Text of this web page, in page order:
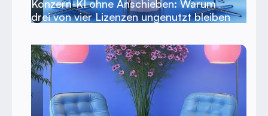
Konzern-KI ohne Anschieben: Warum
drei von vier Lizenzen ungenutzt bleiben